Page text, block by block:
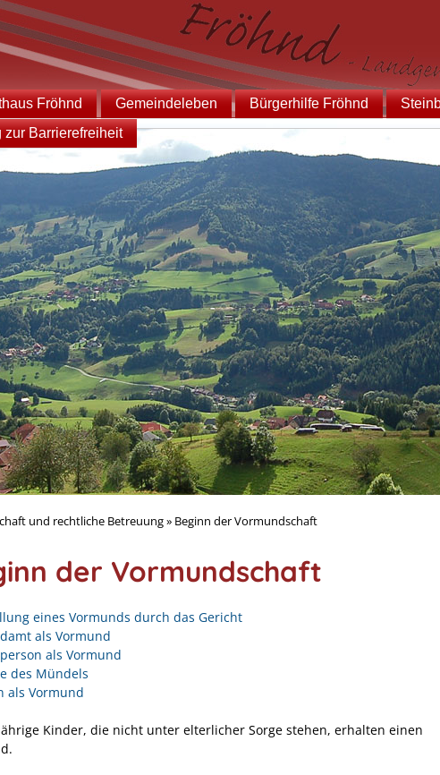
Fröhnd Gemeindeleben Bürgerhilfe Fröhnd
zur Barrierefreiheit
und rechtliche Betreuung» Beginn der Vormundschaft
der Vormundschaft
eines Vormunds durch das Gericht
als Vormund
als Vormund
des Mündels
als Vormund
Kinder, die nicht unter elterlicher Sorge stehen, erhalten einen